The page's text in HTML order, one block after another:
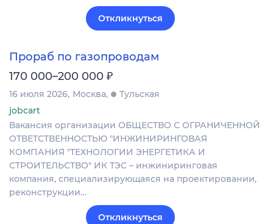
Откликнуться
Прораб по газопроводам
170 000–200 000 ₽
16 июля 2026 Москва
Тульская
jobcart
Вакансия организации ОБЩЕСТВО С ОГРАНИЧЕННОЙ
ОТВЕТСТВЕННОСТЬЮ "ИНЖИНИРИНГОВАЯ
КОМПАНИЯ "ТЕХНОЛОГИИ ЭНЕРГЕТИКА И
СТРОИТЕЛЬСТВО" ИК ТЭС – инжиниринговая
компания, специализирующаяся на проектировании,
реконструкции…
Откликнуться